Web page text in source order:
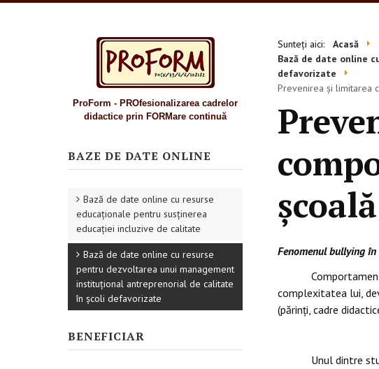
ProForm - PROfesionalizarea cadrelor
didactice prin FORMare continuă
BAZE DE DATE ONLINE
Bază de date online cu resurse
educaționale pentru susținerea
educației incluzive de calitate
Bază de date online cu resurse
pentru dezvoltarea unui management
instituțional antreprenorial de calitate
în școli defavorizate
BENEFICIAR
Sunteți aici:
Acasă
Bază de date online
defavorizate
Prevenirea și limitarea
școală
Fenomenul bullying
complexitatea lui,
(părinți, cadre
Unul dintre